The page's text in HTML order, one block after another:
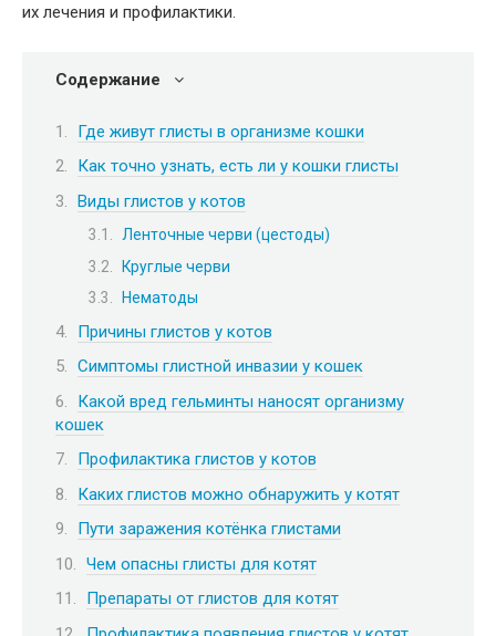
их лечения и профилактики.
Содержание
Где живут глисты в организме кошки
Как точно узнать, есть ли у кошки глисты
Виды глистов у котов
Ленточные черви (цестоды)
Круглые черви
Нематоды
Причины глистов у котов
Симптомы глистной инвазии у кошек
Какой вред гельминты наносят организму
кошек
Профилактика глистов у котов
Каких глистов можно обнаружить у котят
Пути заражения котёнка глистами
Чем опасны глисты для котят
Препараты от глистов для котят